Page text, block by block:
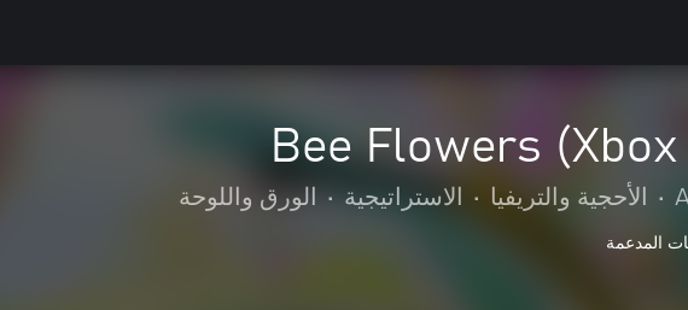
Bee Flowers (Xbox
• الأحجية والتريفيا • الاستراتيجية • الورق واللوحة